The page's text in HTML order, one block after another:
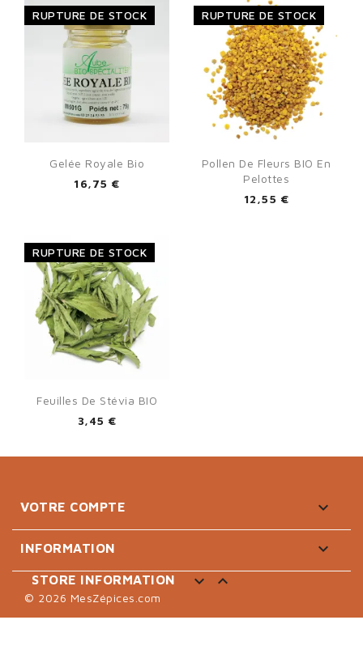
Gelée Royale Bio
16,75 €
RUPTURE DE STOCK
Pollen De Fleurs BIO En
Pelottes
12,55 €
RUPTURE DE STOCK
Feuilles De Stévia BIO
3,45 €
RUPTURE DE STOCK
VOTRE COMPTE 
INFORMATION 
STORE INFORMATION  
© 2026 MesZépices.com